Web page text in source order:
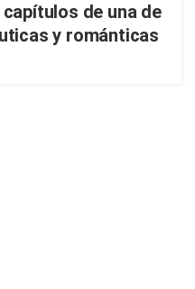
de una de
y románticas